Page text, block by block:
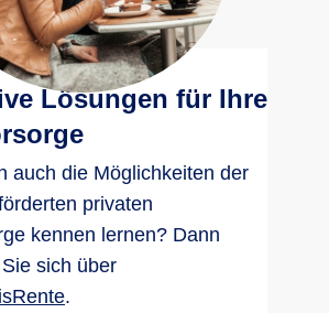
Lösungen für Ihre
auch die Möglichkeiten der
privaten
kennen lernen? Dann
sich über
.